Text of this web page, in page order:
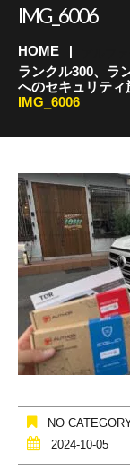
IMG_6006
HOME
ランクル300、ラ
へのセキュリティ
IMG_6006
NO
2024-10-05